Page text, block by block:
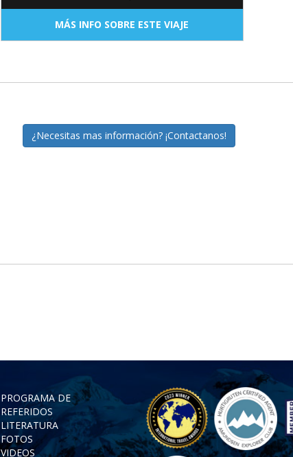
MÁS INFO SOBRE ESTE VIAJE
¿Necesitas mas información? ¡Contactanos!
PROGRAMA DE
REFERIDOS
LITERATURA
FOTOS
VIDEOS